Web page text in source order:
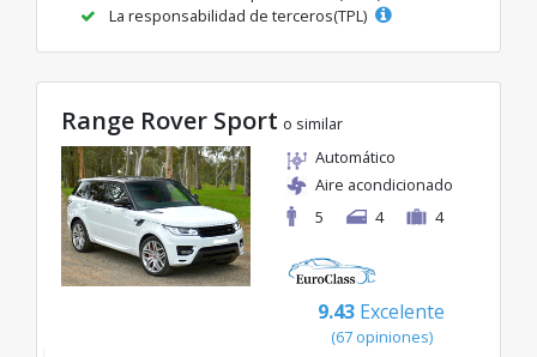
La responsabilidad de terceros(TPL)
Range Rover Sport o similar
Automático
Aire acondicionado
5
4 4
9.43 Excelente
(67 opiniones)